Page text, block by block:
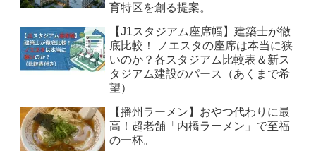
育特区を創る提案。
【J1スタジアム座席幅】建築士が徹
底比較！ ノエスタの座席は本当に狭
いのか？各スタジアム比較表＆新ス
タジアム建設のパース（あくまで希
望）
【播州ラーメン】おやつ代わりに最
高！超老舗「内橋ラーメン」で至福
の一杯。